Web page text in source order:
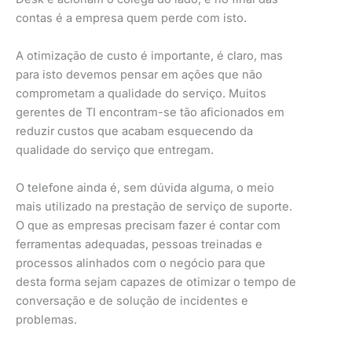
contas é a empresa quem perde com isto.
A otimização de custo é importante, é claro, mas
para isto devemos pensar em ações que não
comprometam a qualidade do serviço. Muitos
gerentes de TI encontram-se tão aficionados em
reduzir custos que acabam esquecendo da
qualidade do serviço que entregam.
O telefone ainda é, sem dúvida alguma, o meio
mais utilizado na prestação de serviço de suporte.
O que as empresas precisam fazer é contar com
ferramentas adequadas, pessoas treinadas e
processos alinhados com o negócio para que
desta forma sejam capazes de otimizar o tempo de
conversação e de solução de incidentes e
problemas.